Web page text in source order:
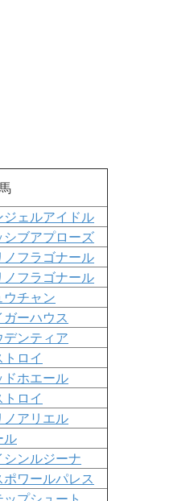
ジェルアイドル
シブアプローズ
ノフラゴナール
ノフラゴナール
ウチャン
ガーハウス
デンティア
トロイ
ドホエール
トロイ
ノアリエル
ル
シンルジーナ
ポワールパレス